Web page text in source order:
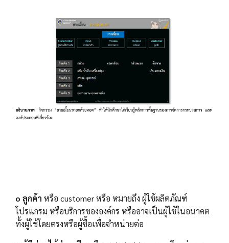
o ลูกค้า หรือ customer หรือ หมายถึง ผู้ใช้ผลิตภัณฑ์
โปรแกรม หรือบริการขององค์กร หรืออาจเป็นผู้ใช้ในอนาคต
ทั้งผู้ใช้โดยตรงหรือผู้ซื้อเพื่อจำหน่ายต่อ